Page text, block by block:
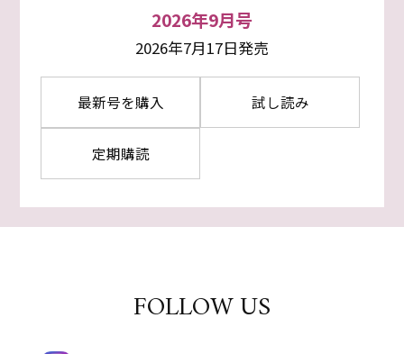
2026年9月号
2026年7月17日発売
最新号を購入 試し読み
定期購読
FOLLOW US